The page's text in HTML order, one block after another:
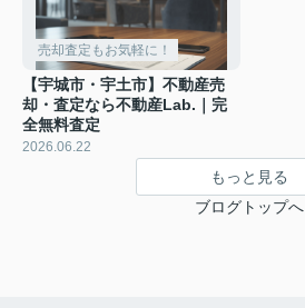
売却査定もお気軽に！
【宇城市・宇土市】不動産売
却・査定なら不動産Lab.｜完
全無料査定
2026.06.22
もっと見る
ブログトップへ